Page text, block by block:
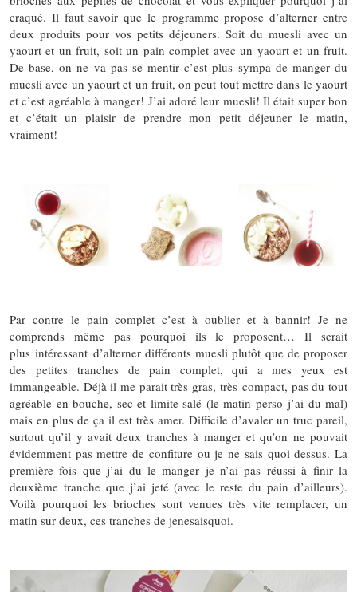
craqué. Il faut savoir que le programme propose d’alterner entre
deux produits pour vos petits déjeuners. Soit du muesli avec un
yaourt et un fruit, soit un pain complet avec un yaourt et un fruit.
De base, on ne va pas se mentir c’est plus sympa de manger du
muesli avec un yaourt et un fruit, on peut tout mettre dans le yaourt
et c’est agréable à manger! J’ai adoré leur muesli! Il était super bon
et c’était un plaisir de prendre mon petit déjeuner le matin,
vraiment!
Par contre le pain complet c’est à oublier et à bannir! Je ne
comprends même pas pourquoi ils le proposent… Il serait
plus intéressant d’alterner différents muesli plutôt que de proposer
des petites tranches de pain complet, qui a mes yeux est
immangeable. Déjà il me parait très gras, très compact, pas du tout
agréable en bouche, sec et limite salé (le matin perso j’ai du mal)
mais en plus de ça il est très amer. Difficile d’avaler un truc pareil,
surtout qu’il y avait deux tranches à manger et qu’on ne pouvait
évidemment pas mettre de confiture ou je ne sais quoi dessus. La
première fois que j’ai du le manger je n’ai pas réussi à finir la
deuxième tranche que j’ai jeté (avec le reste du pain d’ailleurs).
Voilà pourquoi les brioches sont venues très vite remplacer, un
matin sur deux, ces tranches de jenesaisquoi.